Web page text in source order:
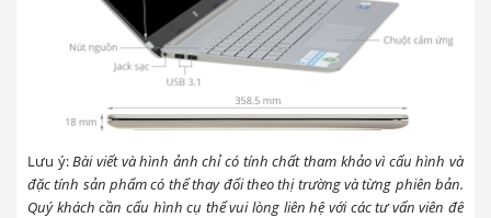
Lưu ý:Bài viết và hình ảnh chỉ có tính chất tham khảo vì cấu hình và
đặc tính sản phẩm có thể thay đổi theo thị trường và từng phiên bản.
Quý khách cần cấu hình cụ thể vui lòng liên hệ với các tư vấn viên để